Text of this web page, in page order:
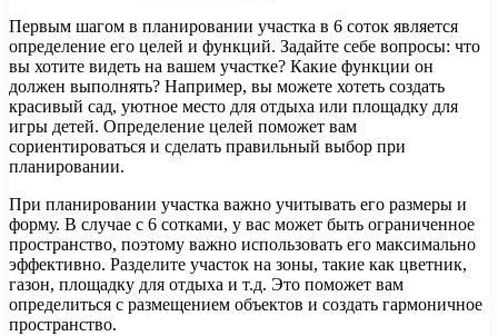
Первым шагом в планировании участка в 6 соток является
определение его целей и функций. Задайте себе вопросы: что
вы хотите видеть на вашем участке? Какие функции он
должен выполнять? Например, вы можете хотеть создать
красивый сад, уютное место для отдыха или площадку для
игры детей. Определение целей поможет вам
сориентироваться и сделать правильный выбор при
планировании.
При планировании участка важно учитывать его размеры и
форму. В случае с 6 сотками, у вас может быть ограниченное
пространство, поэтому важно использовать его максимально
эффективно. Разделите участок на зоны, такие как цветник,
газон, площадку для отдыха и т.д. Это поможет вам
определиться с размещением объектов и создать гармоничное
пространство.